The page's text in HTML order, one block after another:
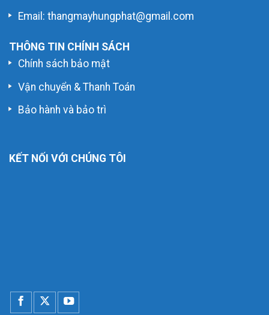
Email: thangmayhungphat@gmail.com
THÔNG TIN CHÍNH SÁCH
Chính sách bảo mật
Vận chuyển & Thanh Toán
Bảo hành và bảo trì
KẾT NỐI VỚI CHÚNG TÔI